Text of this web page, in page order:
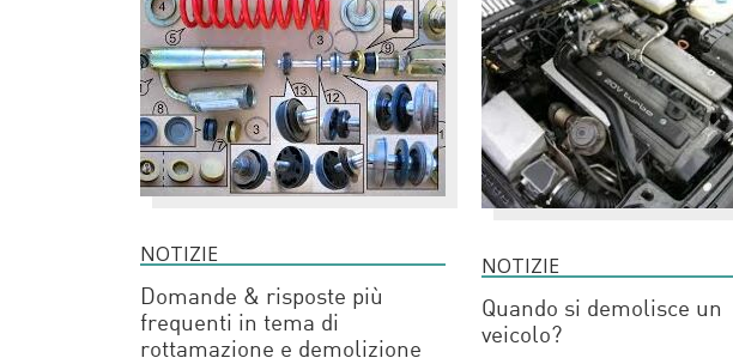
NOTIZIE
Domande & risposte più
frequenti in tema di
rottamazione e demolizione
NOTIZIE
Quando si demolisce un
veicolo?